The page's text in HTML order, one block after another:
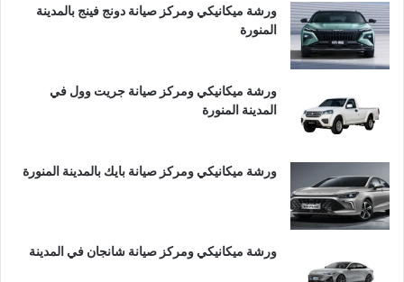
ورشة ميكانيكي ومركز صيانة دونج فينج بالمدينة
المنورة
ورشة ميكانيكي ومركز صيانة جريت وول في
المدينة المنورة
ورشة ميكانيكي ومركز صيانة بايك بالمدينة المنورة
ورشة ميكانيكي ومركز صيانة شانجان في المدينة